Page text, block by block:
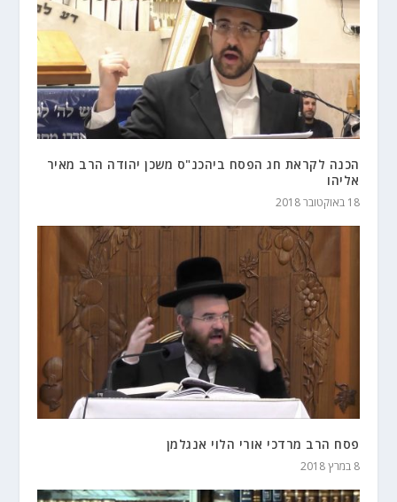
הכנה לקראת חג הפסח ביהכנ"ס משכן יהודה הרב מאיר
אליהו
18 באוקטובר 2018
פסח הרב מרדכי אורי הלוי אנגלמן
8 במרץ 2018